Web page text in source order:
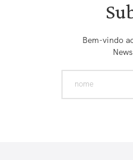
Bem-vindo